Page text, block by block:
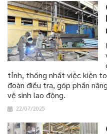
tỉnh, thống nhất việc kiện
đoàn điều tra, góp phần
vệ sinh lao động.
22/07/2025